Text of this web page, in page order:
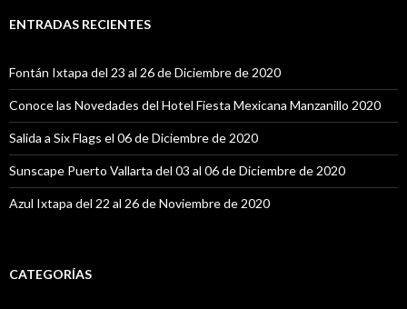
a
ENTRADAS RECIENTES
Fontán Ixtapa del 23 al 26 de Diciembre de 2020
Conoce las Novedades del Hotel Fiesta Mexicana Manzanillo 2020
Salida a Six Flags el 06 de Diciembre de 2020
Sunscape Puerto Vallarta del 03 al 06 de Diciembre de 2020
Azul Ixtapa del 22 al 26 de Noviembre de 2020
CATEGORÍAS